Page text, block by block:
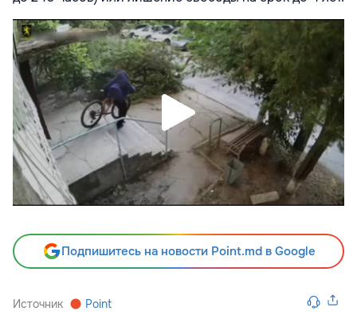
Подпишитесь на новости Point.md в Google
Источник Point